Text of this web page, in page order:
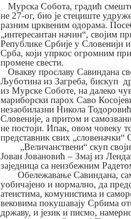
Мурска Собота, градић
не 27-ог, био је стециште
разним црквеним одорама.
„интересантан начин“, својим
Републике Србије у Словенији
Срба, који упркос огромним
промене свести.
Овакву прославу Савиндана
Љуботина из Загреба, бискуп
из Мурске Соботе, на далеко
мариборски парох Саво
незаобилазни Никола
Словеније, а притом и
не постоји. Ипак, овом човеку
представник свих „словеначки“
„Величанствени“ скуп
Јован Јовановић – Змај из
заједница са неизбежним
Обележавање Савиндана,
уобичајено и нормално, да
атеистима, комунистима и
вековима покушавају Србима
државу, и језик и писмо,